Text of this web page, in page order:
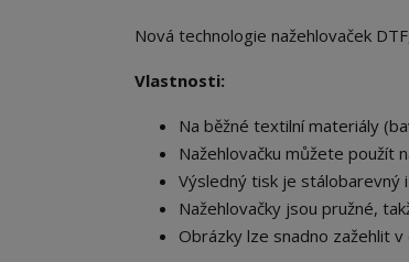
Nová technologie nažehlovaček
Vlastnosti:
Na běžné textilní materiály
Nažehlovačku můžete použít
Výsledný tisk je stálobarevný
Nažehlovačky jsou pružné,
Obrázky lze snadno zažehlit v